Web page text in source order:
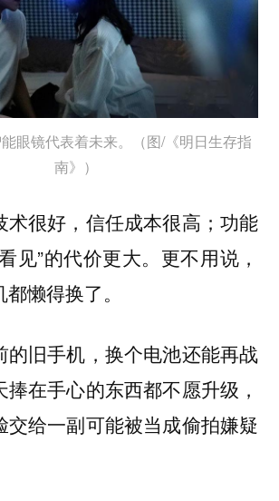
眼镜代表着未来。（图/《明日生存指
南》）
术很好，信任成本很高；功能
见”的代价更大。更不用说，
懒得换了。
的旧手机，换个电池还能再战
在手心的东西都不愿升级，
交给一副可能被当成偷拍嫌疑